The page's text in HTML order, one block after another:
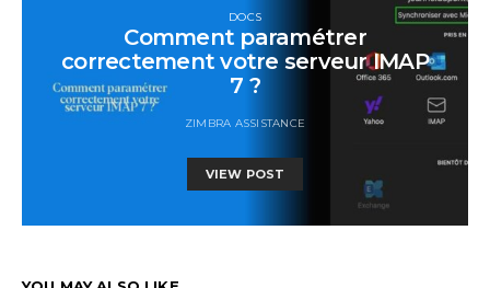
DOCS
Comment paramétrer
correctement votre serveur IMAP
7 ?
ZIMBRA ASSISTANCE
VIEW POST